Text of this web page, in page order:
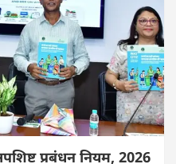
प्रबंधन नियम, 2026